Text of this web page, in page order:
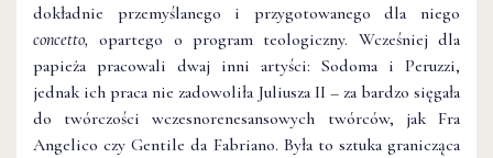
dokładnie przemyślanego i przygotowanego dla niego
concetto,opartego o program teologiczny. Wcześniej dla
papieża pracowali dwaj inni artyści: Sodoma i Peruzzi,
jednak ich praca nie zadowoliła Juliusza II – za bardzo sięgała
do twórczości wczesnorenesansowych twórców, jak Fra
Angelico czy Gentile da Fabriano. Była to sztuka granicząca